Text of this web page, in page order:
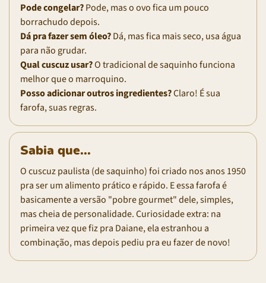
Pode congelar?Pode, mas o ovo fica um pouco
borrachudo depois.
Dá pra fazer sem óleo?Dá, mas fica mais seco, usa água
para não grudar.
Qual cuscuz usar?O tradicional de saquinho funciona
melhor que o marroquino.
Posso adicionar outros ingredientes?Claro! É sua
farofa, suas regras.
Sabia que...
O cuscuz paulista (de saquinho) foi criado nos anos 1950
pra ser um alimento prático e rápido. E essa farofa é
basicamente a versão "pobre gourmet" dele, simples,
mas cheia de personalidade. Curiosidade extra: na
primeira vez que fiz pra Daiane, ela estranhou a
combinação, mas depois pediu pra eu fazer de novo!